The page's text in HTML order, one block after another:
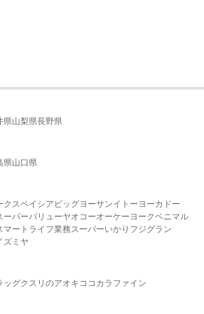
県山梨県長野県
県山口県
クスベイシア ビッグヨーサンイトーヨーカドー
ーパーバリューヤオコーオーケー ヨークベニマル
マート ライフ業務スーパーいかり フジグラン
ズミヤ
ッグクスリのアオキ ココカラファイン